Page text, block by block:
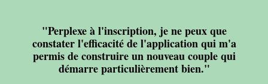
"Perplexe à l'inscription, je ne peux que
constater l'efficacité de l'application qui m'a
permis de construire un nouveau couple qui
démarre particulièrement bien."